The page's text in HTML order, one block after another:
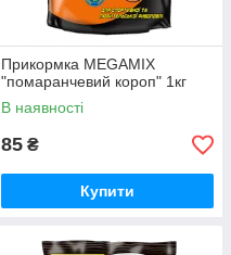
Прикормка MEGAMIX
"помаранчевий короп" 1кг
В наявності
85 ₴
Купити